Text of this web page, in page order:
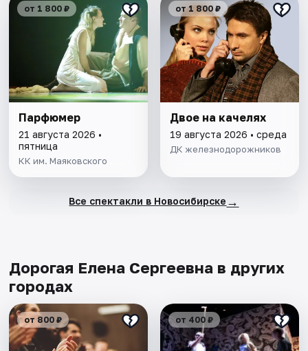
от 1 800 ₽
Парфюмер
21 августа 2026 •
пятница
КК им. Маяковского
от 1 800 ₽
Двое на качелях
19 августа 2026 • среда
ДК железнодорожников
Все спектакли в Новосибирске →
Дорогая Елена Сергеевна в других
городах
от 800 ₽ от 400 ₽